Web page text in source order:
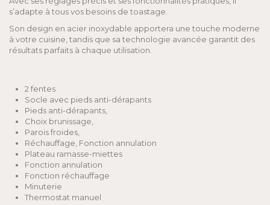
s’adapte à tous vos besoins de toastage.
Son design en acier inoxydable apportera une touche moderne
à votre cuisine, tandis que sa technologie avancée garantit des
résultats parfaits à chaque utilisation.
2 fentes
Socle avec pieds anti-dérapants
Pieds anti-dérapants,
Choix brunissage,
Parois froides,
Réchauffage, Fonction annulation
Plateau ramasse-miettes
Fonction annulation
Fonction réchauffage
Minuterie
Thermostat manuel